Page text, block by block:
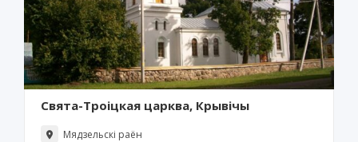
Свята-Троіцкая царква, Крывічы
Мядзельскі раён